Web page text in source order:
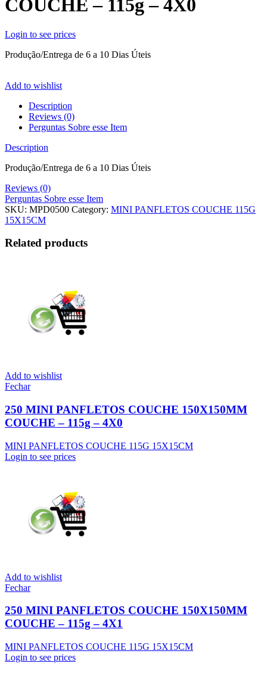
COUCHE – 115g – 4X0
Login to see prices
Produção/Entrega de 6 a 10 Dias Úteis
Add to wishlist
Description
Reviews (0)
Perguntas Sobre esse Item
Description
Produção/Entrega de 6 a 10 Dias Úteis
Reviews (0)
Perguntas Sobre esse Item
SKU: MPD0500 Category: MINI PANFLETOS COUCHE 115G
15X15CM
Related products
Add to wishlist
Fechar
250 MINI PANFLETOS COUCHE 150X150MM
COUCHE – 115g – 4X0
MINI PANFLETOS COUCHE 115G 15X15CM
Login to see prices
Add to wishlist
Fechar
250 MINI PANFLETOS COUCHE 150X150MM
COUCHE – 115g – 4X1
MINI PANFLETOS COUCHE 115G 15X15CM
Login to see prices